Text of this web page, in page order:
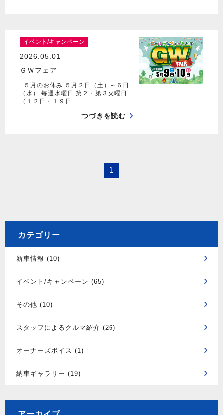
イベント/キャンペーン
2026.05.01
ＧＷフェア
５月のお休み ５月２日（土）～６日
（水） 毎週水曜日 第２・第３火曜日
（１２日・１９日…
つづきを読む
1
カテゴリー
新車情報 (10)
イベント/キャンペーン (65)
その他 (10)
スタッフによるクルマ紹介 (26)
オーナーズボイス (1)
納車ギャラリー (19)